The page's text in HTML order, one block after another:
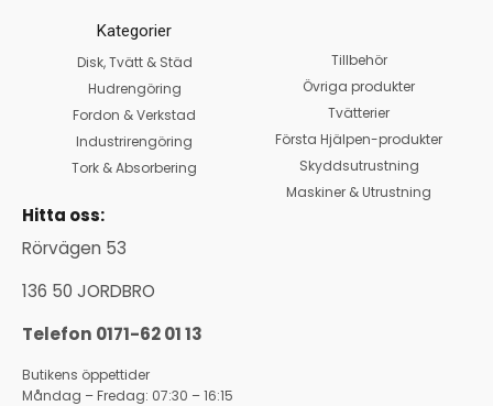
Kategorier
Disk, Tvätt & Städ
Hudrengöring
Fordon & Verkstad
Industrirengöring
Tork & Absorbering
Hitta oss:
Rörvägen 53
136 50 JORDBRO
Telefon 0171-62 01 13
Butikens öppettider
Måndag – Fredag: 07:30 – 16:15
Tillbehör
Övriga produkter
Tvätterier
Första Hjälpen-produkter
Skyddsutrustning
Maskiner & Utrustning